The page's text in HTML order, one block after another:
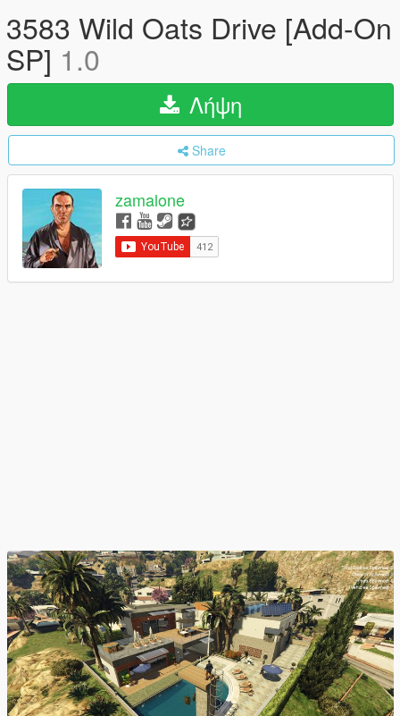
3583 Wild Oats Drive [Add-On
SP] 1.0
Λήψη
Share
zamalone